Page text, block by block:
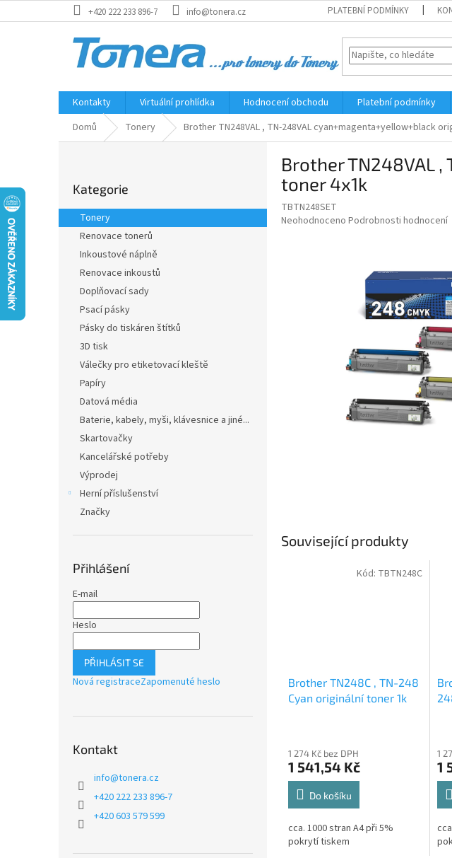
na
+420 222 233 896-7 info@tonera.cz PLATEBNÍ PODMÍNKY
Kontakty Virtuální prohlídka Hodnocení obchodu Platební podmínky
Domů
Tonery Brother TN248VAL , TN-248VAL cyan+magenta+yellow+black
r
a
kategorie
Kategorie
Tonery
Renovace tonerů
Inkoustové náplně
Renovace inkoustů
Doplňovací sady
Psací pásky
Pásky do tiskáren štítků
3D tisk
Válečky pro etiketovací kleště
Papíry
Datová média
Baterie, kabely, myši, klávesnice a jiné...
Skartovačky
Kancelářské potřeby
Výprodej
Herní příslušenství
Značky
Přihlášení
E-mail
Heslo
PŘIHLÁSIT SE
Nová registraceZapomenuté heslo
Kontakt
info@tonera.cz
+420 222 233 896-7
+420 603 579 599
Brother TN248VAL
toner 4x1k
TBTN248SET
Průměrné
Neohodnoceno Podrobnosti hodnocení
Související produkty
Brother TN248C , TN-248
Cyan originální toner 1k
1 274 Kč bez DPH
1 541,54 Kč
Do košíku
cca. 1000 stran A4 při 5%
pokrytí tiskem
Kód: TBTN248C
1
1